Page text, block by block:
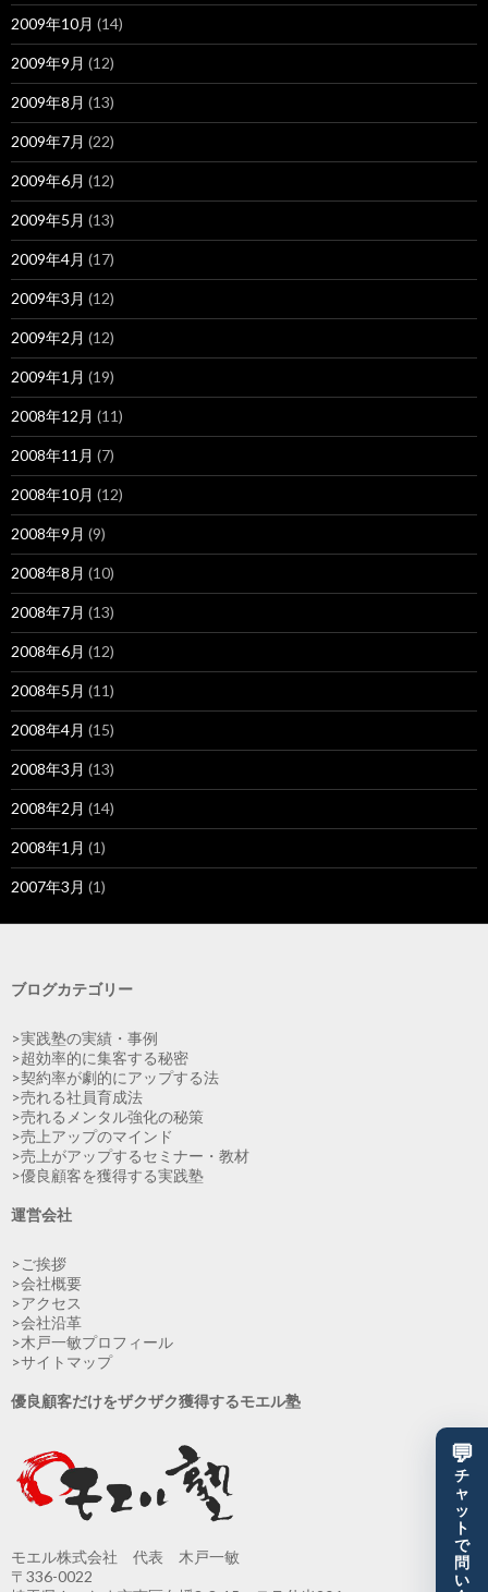
2009年10月 (14)
2009年9月 (12)
2009年8月 (13)
2009年7月 (22)
2009年6月 (12)
2009年5月 (13)
2009年4月 (17)
2009年3月 (12)
2009年2月 (12)
2009年1月 (19)
2008年12月 (11)
2008年11月 (7)
2008年10月 (12)
2008年9月 (9)
2008年8月 (10)
2008年7月 (13)
2008年6月 (12)
2008年5月 (11)
2008年4月 (15)
2008年3月 (13)
2008年2月 (14)
2008年1月 (1)
2007年3月 (1)
ブログカテゴリー
>実践塾の実績・事例
>超効率的に集客する秘密
>契約率が劇的にアップする法
>売れる社員育成法
>売れるメンタル強化の秘策
>売上アップのマインド
>売上がアップするセミナー・教材
>優良顧客を獲得する実践塾
運営会社
>ご挨拶
>会社概要
>アクセス
>会社沿革
>木戸一敏プロフィール
>サイトマップ
優良顧客だけをザクザク獲得するモエル塾
モエル株式会社 代表 木戸一敏
〒336-0022
💬
チ
ャ
ッ
ト
で
問
い